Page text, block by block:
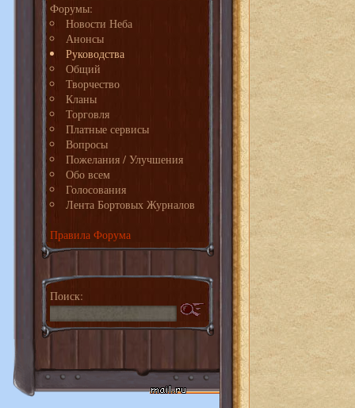
Форумы:
Новости Неба
Анонсы
Руководства
Общий
Творчество
Кланы
Торговля
Платные сервисы
Вопросы
Пожелания / Улучшения
Обо всем
Голосования
Лента Бортовых Журналов
Правила Форума
Поиск: